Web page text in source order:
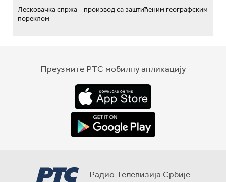
Лесковачка спржа – производ са заштићеним географским
пореклом
Преузмите РТС мобилну апликацију
Радио Телевизија Србије